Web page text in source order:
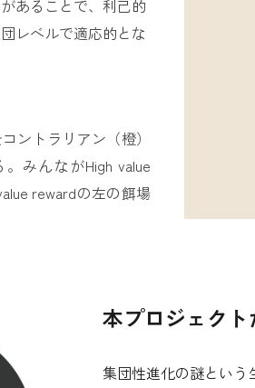
あることで、利己的
レベルで適応的とな
ントラリアン（橙）
みんながHigh value
rewardの左の餌場
本プロジェク
集団性進化の謎という